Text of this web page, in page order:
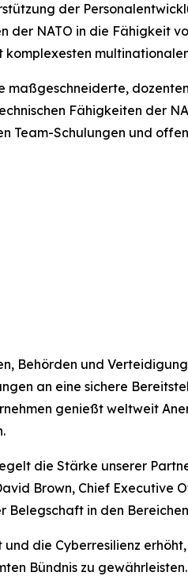
der
NATO in die Fähigkeit
Fähigkeiten der
Team-Schulungen und
Behörden und
an eine sichere
genießt weltweit
die Stärke unserer
Brown, Chief Executive
in den
die Cyberresilienz
Bündnis zu gewährleisten.